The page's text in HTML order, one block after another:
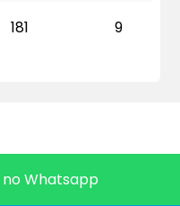
181 9
no Whatsapp